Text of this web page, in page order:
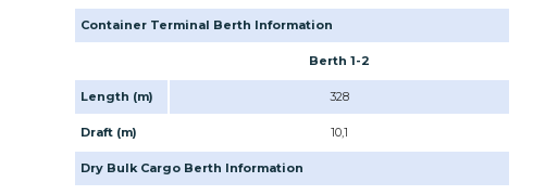
Container Terminal Berth Information
Berth 1-2
Length (m) 328
Draft (m) 10,1
Dry Bulk Cargo Berth Information